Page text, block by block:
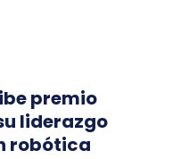
premio
liderazgo
robótica